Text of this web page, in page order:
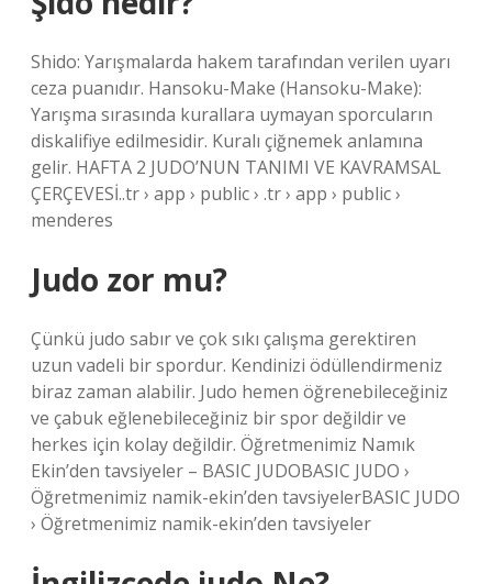
Shido: Yarışmalarda hakem tarafından verilen uyarı
ceza puanıdır. Hansoku-Make (Hansoku-Make):
Yarışma sırasında kurallara uymayan sporcuların
diskalifiye edilmesidir. Kuralı çiğnemek anlamına
gelir. HAFTA 2 JUDO’NUN TANIMI VE KAVRAMSAL
ÇERÇEVESİ..tr › app › public › .tr › app › public ›
menderes
Judo zor mu?
Çünkü judo sabır ve çok sıkı çalışma gerektiren
uzun vadeli bir spordur. Kendinizi ödüllendirmeniz
biraz zaman alabilir. Judo hemen öğrenebileceğiniz
ve çabuk eğlenebileceğiniz bir spor değildir ve
herkes için kolay değildir. Öğretmenimiz Namık
Ekin’den tavsiyeler – BASIC JUDOBASIC JUDO ›
Öğretmenimiz namik-ekin’den tavsiyelerBASIC JUDO
› Öğretmenimiz namik-ekin’den tavsiyeler